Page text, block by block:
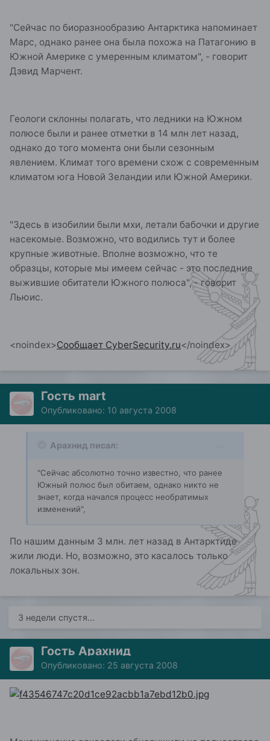
"Сейчас по биоразнообразию Антарктика напоминает
Марс, однако ранее она была похожа на Патагонию в
Южной Америке с умеренным климатом", - говорит
Дэвид Марчент.
Геологи склонны полагать, что ледники на Южном
полюсе были и ранее отметки в 14 млн лет назад,
однако до того момента они были сезонным
явлением. Климат того времени схож с современным
климатом юга Новой Зеландии или Южной Америки.
"Здесь в изобилии были мхи, летали бабочки и другие
насекомые. Возможно, что водились тут и более
крупные животные. Вполне возможно, что те
образцы, которые мы имеем сейчас - это последние
выжившие обитатели Южного полюса", - говорит
Льюис.
<noindex>Сообщает CyberSecurity.ru</noindex>
Гость mart
Опубликовано: 10 августа 2008
Арахнид писал:
"Сейчас абсолютно точно известно, что ранее
Южный полюс был обитаем, однако никто не
знает, когда начался процесс необратимых
изменений",
По нашим данным 3 млн. лет назад в Антарктиде
жили люди. Но, возможно, это касалось только
локальных зон.
3 недели спустя...
Гость Арахнид
Опубликовано: 25 августа 2008